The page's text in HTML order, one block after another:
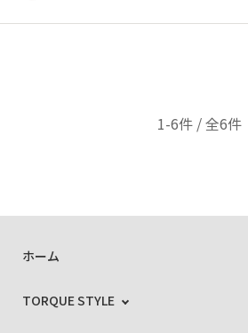
1-6件 / 全6件
ホーム
TORQUE STYLE